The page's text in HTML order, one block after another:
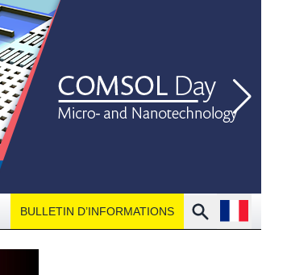
BULLETIN D’INFORMATIONS Search